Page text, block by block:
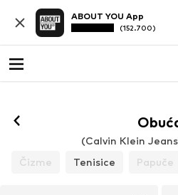
ABOUT YOU App
(152.700)
(Calvin Klein
Čizme
Tenisice Papuče